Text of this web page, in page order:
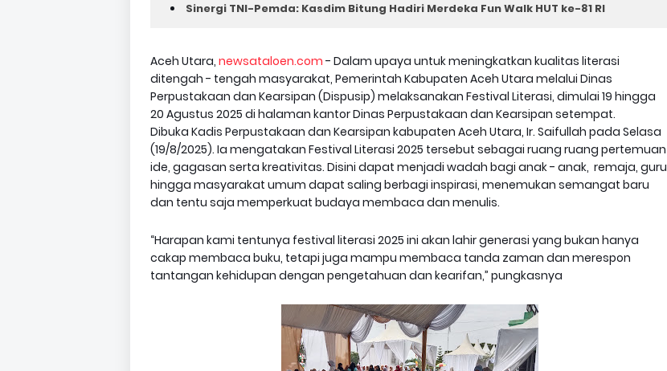
Sinergi TNI-Pemda: Kasdim Bitung Hadiri Merdeka Fun Walk HUT ke-81 RI
Aceh Utara, newsataloen.com - Dalam upaya untuk meningkatkan kualitas literasi
ditengah - tengah masyarakat, Pemerintah Kabupaten Aceh Utara melalui Dinas
Perpustakaan dan Kearsipan (Dispusip) melaksanakan Festival Literasi, dimulai 19 hingga
20 Agustus 2025 di halaman kantor Dinas Perpustakaan dan Kearsipan setempat.
Dibuka Kadis Perpustakaan dan Kearsipan kabupaten Aceh Utara, Ir. Saifullah pada Selasa
(19/8/2025). Ia mengatakan Festival Literasi 2025 tersebut sebagai ruang ruang pertemuan
ide, gagasan serta kreativitas. Disini dapat menjadi wadah bagi anak - anak, remaja, guru
hingga masyarakat umum dapat saling berbagi inspirasi, menemukan semangat baru
dan tentu saja memperkuat budaya membaca dan menulis.
“Harapan kami tentunya festival literasi 2025 ini akan lahir generasi yang bukan hanya
cakap membaca buku, tetapi juga mampu membaca tanda zaman dan merespon
tantangan kehidupan dengan pengetahuan dan kearifan,” pungkasnya